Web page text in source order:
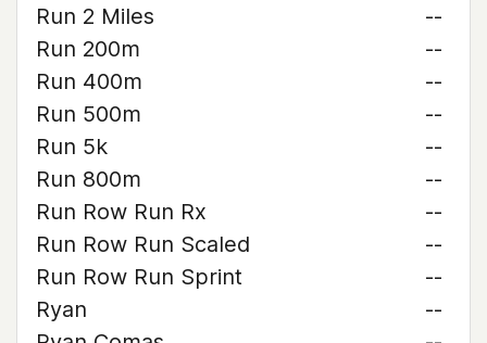
Run 2 Miles
--
Run 200m
--
Run 400m
--
Run 500m
--
Run 5k
--
Run 800m
--
Run Row Run Rx
--
Run Row Run Scaled
--
Run Row Run Sprint
--
Ryan
--